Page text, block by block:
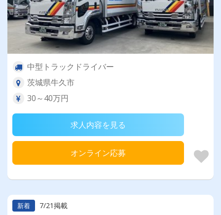
中型トラックドライバー
茨城県牛久市
30～40万円
求人内容を見る
オンライン応募
新着 7/21掲載